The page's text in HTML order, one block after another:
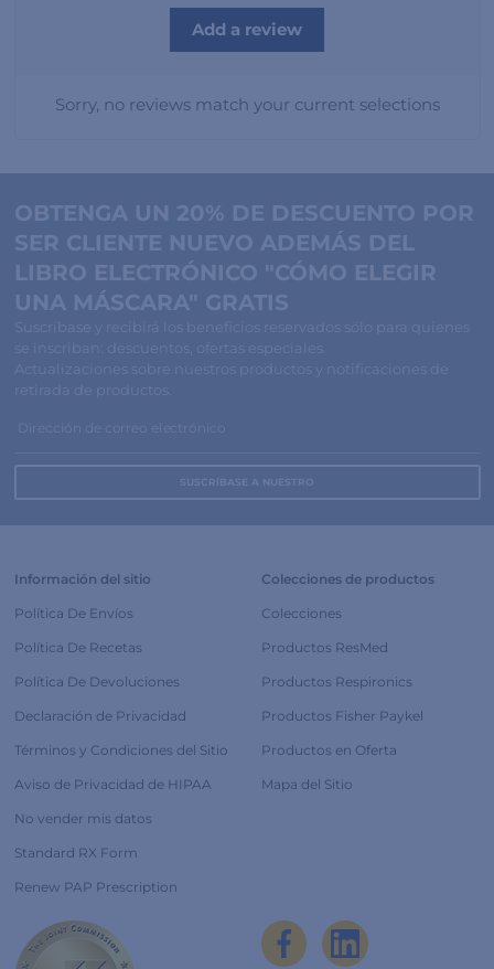
Add a review
Sorry, no reviews match your current selections
OBTENGA UN 20% DE DESCUENTO POR
SER CLIENTE NUEVO ADEMÁS DEL
LIBRO ELECTRÓNICO "CÓMO ELEGIR
UNA MÁSCARA" GRATIS
Suscríbase y recibirá los beneficios reservados sólo para quienes
se inscriban: descuentos, ofertas especiales.
Actualizaciones sobre nuestros productos y notificaciones de
retirada de productos.
Dirección de correo electrónico
Información del sitio
Política De Envíos
Política De Recetas
Política De Devoluciones
Declaración de Privacidad
Términos y Condiciones del Sitio
Aviso de Privacidad de HIPAA
No vender mis datos
Standard RX Form
Renew PAP Prescription
Colecciones de productos
Colecciones
Productos ResMed
Productos Respironics
Productos Fisher Paykel
Productos en Oferta
Mapa del Sitio